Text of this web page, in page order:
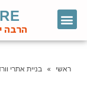
הרבה
ראשי » בניית אתרי